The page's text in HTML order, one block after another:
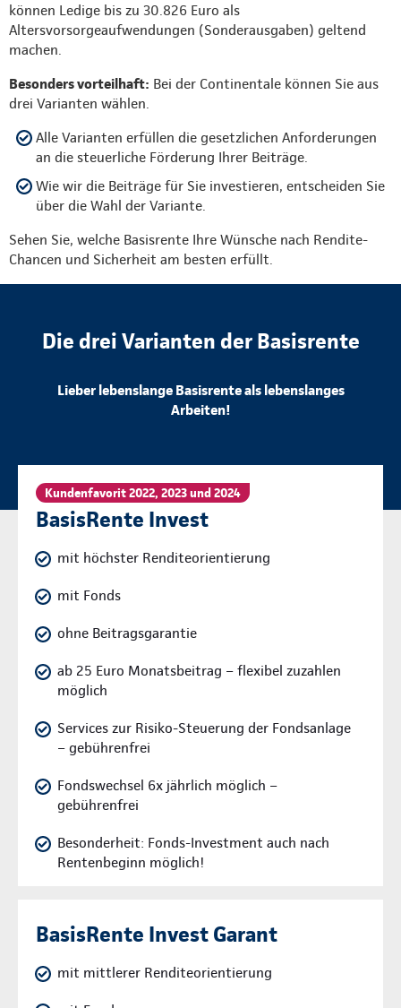
können Ledige bis zu 30.826 Euro als
Altersvorsorgeaufwendungen (Sonderausgaben) geltend
machen.
Besonders vorteilhaft: Bei der Continentale können Sie aus
drei Varianten wählen.
Alle Varianten erfüllen die gesetzlichen Anforderungen
an die steuerliche Förderung Ihrer Beiträge.
Wie wir die Beiträge für Sie investieren, entscheiden Sie
über die Wahl der Variante.
Sehen Sie, welche Basisrente Ihre Wünsche nach Rendite-
Chancen und Sicherheit am besten erfüllt.
Die drei Varianten der Basisrente
Lieber lebenslange Basisrente als lebenslanges
Arbeiten!
Kundenfavorit 2022, 2023 und 2024
BasisRente Invest
mit höchster Renditeorientierung
mit Fonds
ohne Beitragsgarantie
ab 25 Euro Monatsbeitrag – flexibel zuzahlen
möglich
Services zur Risiko-Steuerung der Fondsanlage
– gebührenfrei
Fondswechsel 6x jährlich möglich –
gebührenfrei
Besonderheit: Fonds-Investment auch nach
Rentenbeginn möglich!
BasisRente Invest Garant
mit mittlerer Renditeorientierung